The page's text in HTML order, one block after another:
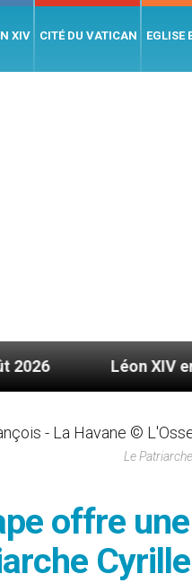
XIV CITÉ DU VATICAN EGLISE
Léon XIV en France : le
Le
offre